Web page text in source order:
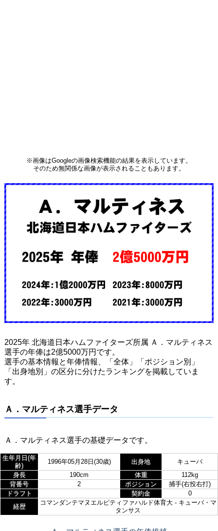
※画像はGoogleの画像検索機能の結果を表示しています。
そのため無関係な画像が表示されることもあります。
2025年 北海道日本ハムファイターズ所属 Ａ．マルティネス
選手の年俸は2億5000万円です。
選手の基本情報と年俸情報、「全体」「ポジション別」
「出身地別」の区分に分けたランキングを掲載していま
す。
Ａ．マルティネス選手データ
Ａ．マルティネス選手の基礎データです。
生年月日(年
齢)
1996年05月28日(30歳) 出身地
キューバ
身長
190cm 体重
112kg
背番号
2 ポジション
捕手(右投右打)
ドラフト
契約金
0
経歴
コマンダンテマヌエルピティファハルド体育大 - キューバ・マ
タンサス